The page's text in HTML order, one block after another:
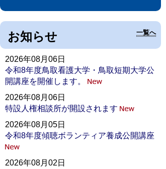
お知らせ 一覧へ
2026年08月06日
令和8年度鳥取看護大学・鳥取短期大学公
開講座を開催します。
2026年08月06日
特設人権相談所が開設されます
2026年08月05日
令和8年度傾聴ボランティア養成公開講座
2026年08月02日